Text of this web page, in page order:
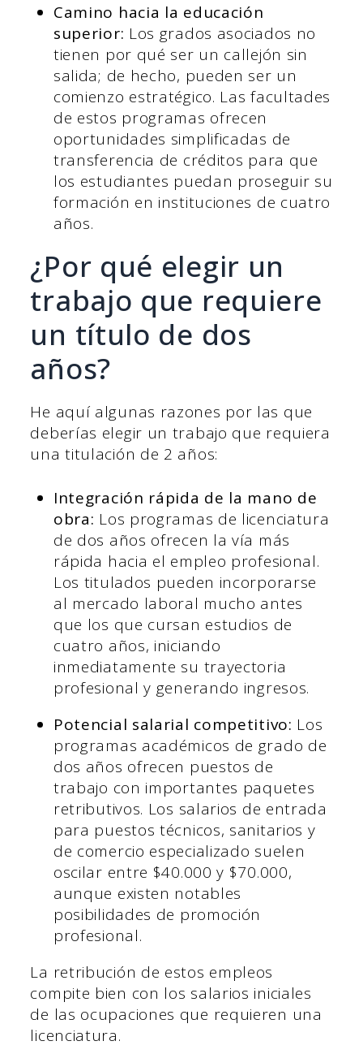
Camino hacia la educación
superior: Los grados asociados no
tienen por qué ser un callejón sin
salida; de hecho, pueden ser un
comienzo estratégico. Las facultades
de estos programas ofrecen
oportunidades simplificadas de
transferencia de créditos para que
los estudiantes puedan proseguir su
formación en instituciones de cuatro
años.
¿Por qué elegir un
trabajo que requiere
un título de dos
años?
He aquí algunas razones por las que
deberías elegir un trabajo que requiera
una titulación de 2 años:
Integración rápida de la mano de
obra: Los programas de licenciatura
de dos años ofrecen la vía más
rápida hacia el empleo profesional.
Los titulados pueden incorporarse
al mercado laboral mucho antes
que los que cursan estudios de
cuatro años, iniciando
inmediatamente su trayectoria
profesional y generando ingresos.
Potencial salarial competitivo: Los
programas académicos de grado de
dos años ofrecen puestos de
trabajo con importantes paquetes
retributivos. Los salarios de entrada
para puestos técnicos, sanitarios y
de comercio especializado suelen
oscilar entre $40.000 y $70.000,
aunque existen notables
posibilidades de promoción
profesional.
La retribución de estos empleos
compite bien con los salarios iniciales
de las ocupaciones que requieren una
licenciatura.